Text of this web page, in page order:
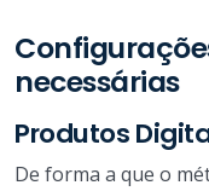
necessárias
Produtos
De forma a que o